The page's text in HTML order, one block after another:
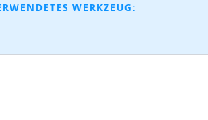
WERKZEUG: